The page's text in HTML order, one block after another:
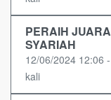
PERAIH
SYARIAH
12/06/2024 12:06
kali